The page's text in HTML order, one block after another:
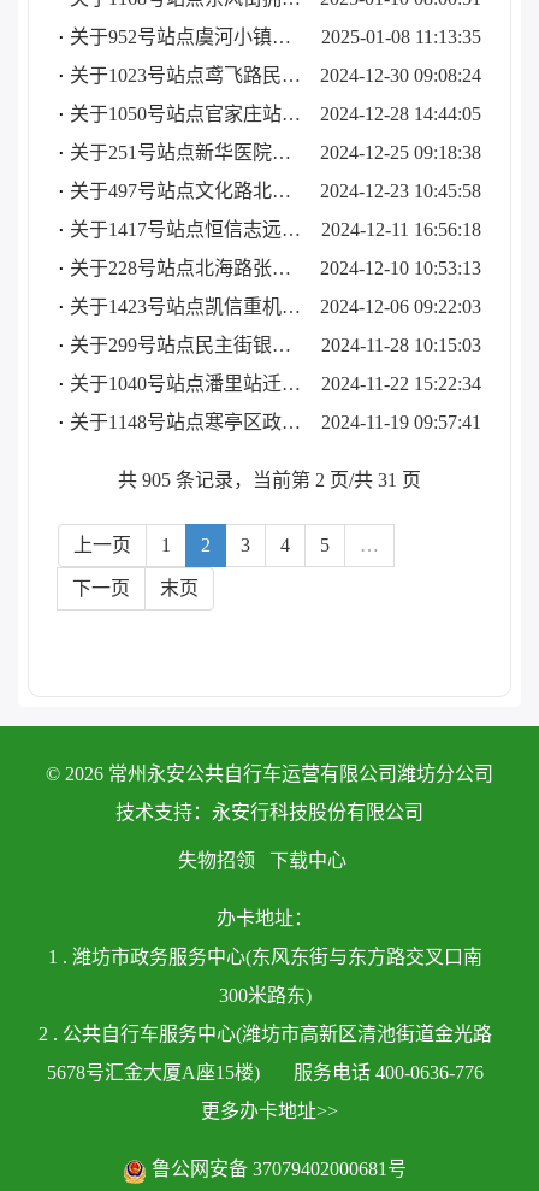
2025-01-08 11:13:35
关于952号站点虞河小镇站迁移更名的公告
2024-12-30 09:08:24
关于1023号站点鸢飞路民主街路口站迁移更名的公告
2024-12-28 14:44:05
关于1050号站点官家庄站迁移更名的公告
2024-12-25 09:18:38
关于251号站点新华医院站启用的公告
2024-12-23 10:45:58
关于497号站点文化路北国之春站启用的公告
2024-12-11 16:56:18
关于1417号站点恒信志远名著站拆除的公告
2024-12-10 10:53:13
关于228号站点北海路张面河站启用的公告
2024-12-06 09:22:03
关于1423号站点凯信重机B区站迁移更名的公告
2024-11-28 10:15:03
关于299号站点民主街银枫北路站迁移更名的公告
2024-11-22 15:22:34
关于1040号站点潘里站迁移更名的公告
2024-11-19 09:57:41
关于1148号站点寒亭区政府2号站迁移更名的公告
共 905 条记录，当前第 2 页/共 31 页
上一页 1 2 3 4 5 …
下一页 末页
© 2026 常州永安公共自行车运营有限公司潍坊分公司
技术支持：永安行科技股份有限公司
失物招领 下载中心
办卡地址：
1 . 潍坊市政务服务中心(东风东街与东方路交叉口南
300米路东)
2 . 公共自行车服务中心(潍坊市高新区清池街道金光路
5678号汇金大厦A座15楼)
服务电话 400-0636-776
更多办卡地址>>
鲁公网安备 37079402000681号